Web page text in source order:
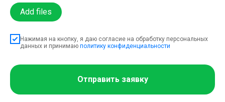
Add files
Нажимая на кнопку, я даю согласие на обработку персональных
данных и принимаю политику конфиденциальности
Отправить заявку